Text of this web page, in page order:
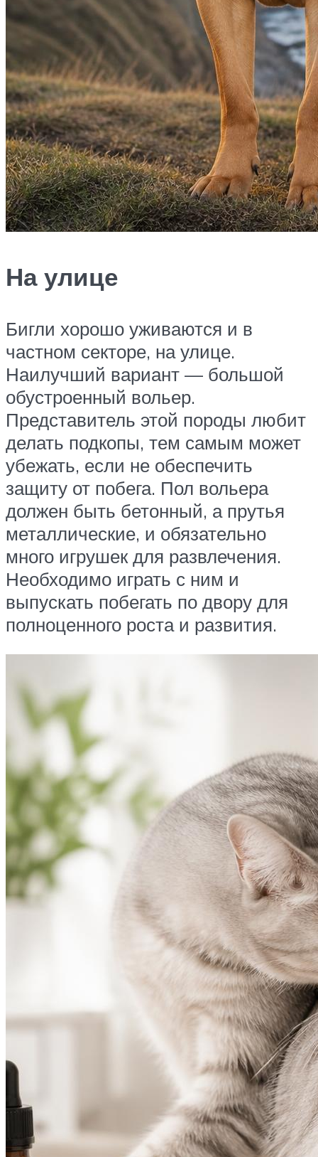
На улице
Бигли хорошо уживаются и в
частном секторе, на улице.
Наилучший вариант — большой
обустроенный вольер.
Представитель этой породы любит
делать подкопы, тем самым может
убежать, если не обеспечить
защиту от побега. Пол вольера
должен быть бетонный, а прутья
металлические, и обязательно
много игрушек для развлечения.
Необходимо играть с ним и
выпускать побегать по двору для
полноценного роста и развития.